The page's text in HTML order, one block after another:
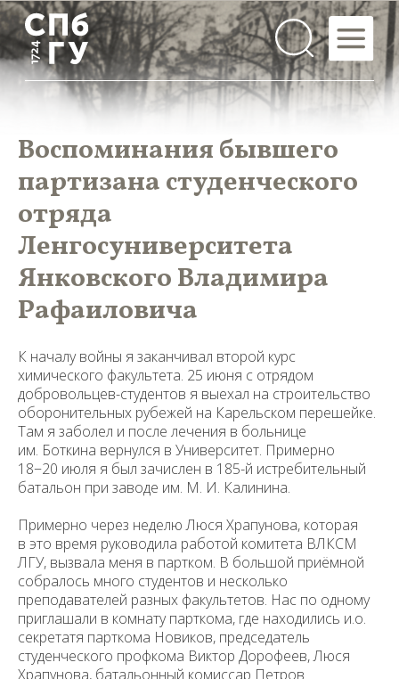
Воспоминания бывшего
партизана студенческого
отряда
Ленгосуниверситета
Янковского Владимира
Рафаиловича
К началу войны я заканчивал второй курс
химического факультета. 25 июня с отрядом
добровольцев-студентов я выехал на строительство
оборонительных рубежей на Карельском перешейке.
Там я заболел и после лечения в больнице
им. Боткина вернулся в Университет. Примерно
18−20 июля я был зачислен в 185-й истребительный
батальон при заводе им. М. И. Калинина.
Примерно через неделю Люся Храпунова, которая
в это время руководила работой комитета ВЛКСМ
ЛГУ, вызвала меня в партком. В большой приёмной
собралось много студентов и несколько
преподавателей разных факультетов. Нас по одному
приглашали в комнату парткома, где находились и.о.
секретатя парткома Новиков, председатель
студенческого профкома Виктор Дорофеев, Люся
Храпунова, батальонный комиссар Петров